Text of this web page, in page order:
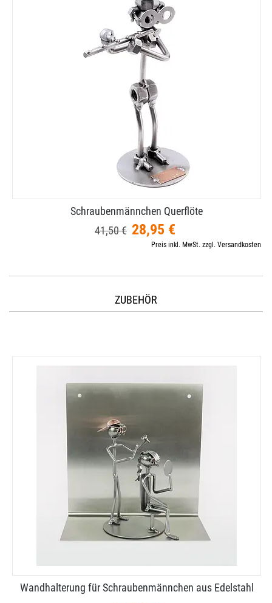
Schraubenmännchen Querflöte
41,50 € 28,95 €
Preis inkl. MwSt. zzgl. Versandkosten
ZUBEHÖR
Wandhalterung für Schraubenmännchen aus Edelstahl